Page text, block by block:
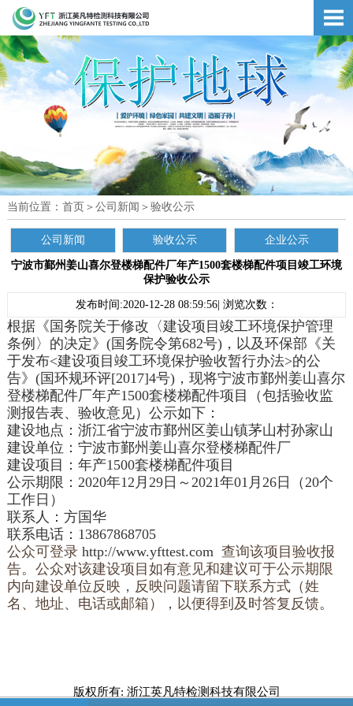
当前位置： 首页 ＞ 公司新闻 ＞ 验收公示
公司新闻 验收公示 企业公示
宁波市鄞州姜山喜尔登楼梯配件厂年产1500套楼梯配件项目竣工环境
保护验收公示
发布时间:2020-12-28 08:59:56| 浏览次数：
根据《国务院关于修改〈建设项目竣工环境保护管理
条例〉的决定》(国务院令第682号)，以及环保部《关
于发布<建设项目竣工环境保护验收暂行办法>的公
告》(国环规环评[2017]4号)，现将宁波市鄞州姜山喜尔
登楼梯配件厂年产1500套楼梯配件项目
（包括验收监
测报告表、验收意见）公示如下：
建设地点： 浙江省宁波市鄞州区姜山镇茅山村孙家山
建设单位： 宁波市鄞州姜山喜尔登楼梯配件厂
建设项目： 年产1500套楼梯配件项目
公示期限：2020年12月29日～2021年01月26日（20个
工作日）
联系人： 方国华
联系电话： 13867868705
公众可登录 http://www.yfttest.com 查询该项目验收报
告。公众对该建设项目如有意见和建议可于公示期限
内向建设单位反映，反映问题请留下联系方式（姓
名、地址、电话或邮箱），以便得到及时答复反馈。
版权所有: 浙江英凡特检测科技有限公司